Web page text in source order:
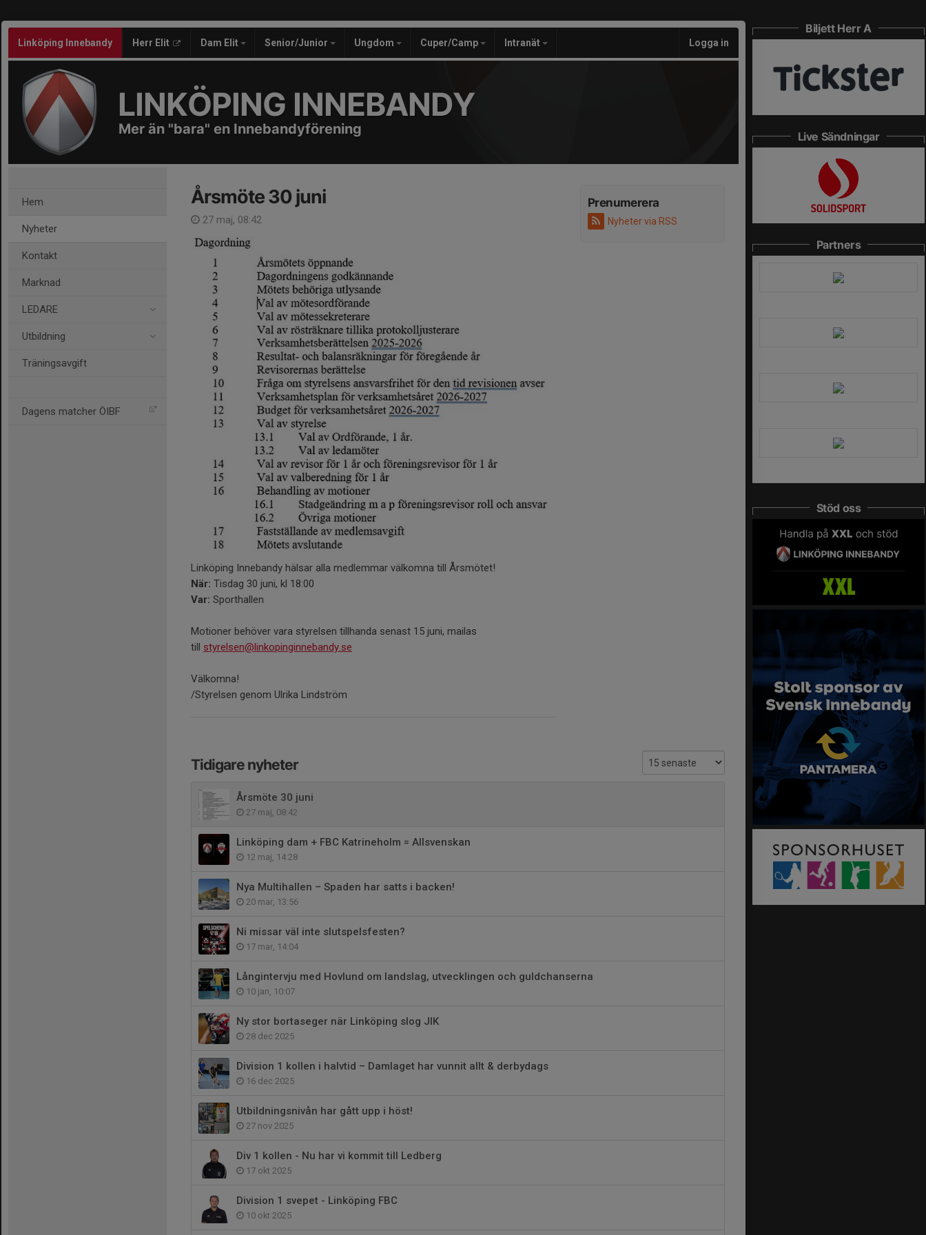
Linköping Innebandy Herr Elit Dam Elit Senior/Junior Ungdom Cuper/Camp Intranät Logga in
LINKÖPING INNEBANDY
Mer än "bara" en Innebandyförening
Hem
Nyheter
Kontakt
Marknad
LEDARE
Utbildning
Träningsavgift
Dagens matcher ÖIBF
Prenumerera
Nyheter via RSS
Årsmöte 30 juni
27 maj, 08:42
Linköping Innebandy hälsar alla medlemmar välkomna till Årsmötet!
När: Tisdag 30 juni, kl 18:00
Var: Sporthallen
Motioner behöver vara styrelsen tillhanda senast 15 juni, mailas
till styrelsen@linkopinginnebandy.se
Välkomna!
/Styrelsen genom Ulrika Lindström
Tidigare nyheter
Årsmöte 30 juni
27 maj, 08:42
Linköping dam + FBC Katrineholm = Allsvenskan
12 maj, 14:28
Nya Multihallen – Spaden har satts i backen!
20 mar, 13:56
Ni missar väl inte slutspelsfesten?
17 mar, 14:04
Långintervju med Hovlund om landslag, utvecklingen och guldchanserna
10 jan, 10:07
Ny stor bortaseger när Linköping slog JIK
28 dec 2025
Division 1 kollen i halvtid – Damlaget har vunnit allt & derbydags
16 dec 2025
Utbildningsnivån har gått upp i höst!
27 nov 2025
Div 1 kollen - Nu har vi kommit till Ledberg
17 okt 2025
Division 1 svepet - Linköping FBC
10 okt 2025
Biljett Herr A
Live Sändningar
Partners
Stöd oss